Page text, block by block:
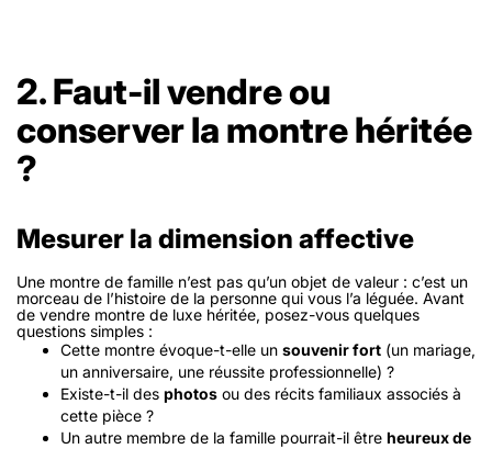
2. Faut-il vendre ou
conserver la montre héritée
?
Mesurer la dimension affective
Une montre de famille n’est pas qu’un objet de valeur : c’est un
morceau de l’histoire de la personne qui vous l’a léguée. Avant
de vendre montre de luxe héritée, posez-vous quelques
questions simples :
Cette montre évoque-t-elle un souvenir fort (un mariage,
un anniversaire, une réussite professionnelle) ?
Existe-t-il des photos ou des récits familiaux associés à
cette pièce ?
Un autre membre de la famille pourrait-il être heureux de